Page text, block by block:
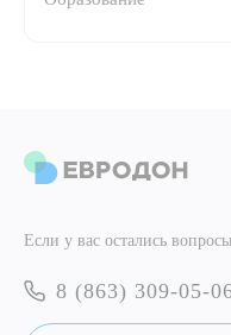
Я даю согласие наобработку
Если у вас остались
8 (863) 309-05-